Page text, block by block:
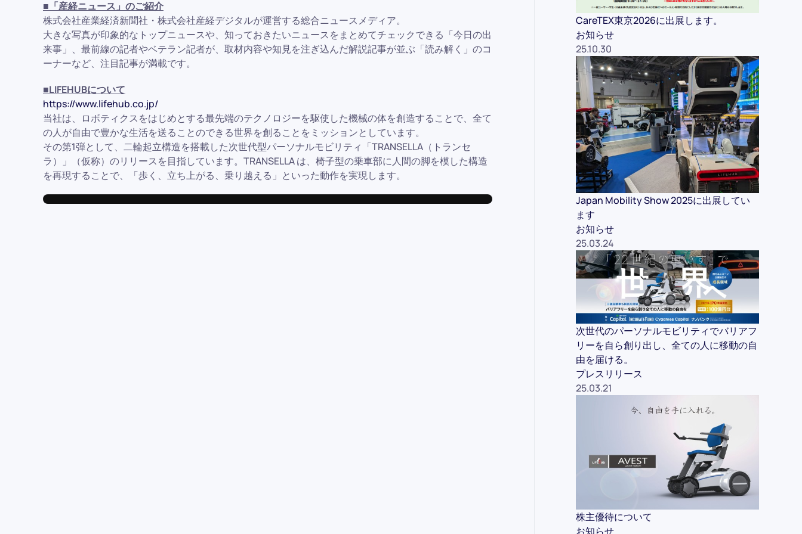
■「産経ニュース」のご紹介
株式会社産業経済新聞社・株式会社産経デジタルが運営する総合ニュースメディア。
大きな写真が印象的なトップニュースや、知っておきたいニュースをまとめてチェックできる「今日の出
来事」、最前線の記者やベテラン記者が、取材内容や知見を注ぎ込んだ解説記事が並ぶ「読み解く」のコ
ーナーなど、注目記事が満載です。
■LIFEHUBについて
https://www.lifehub.co.jp/
当社は、ロボティクスをはじめとする最先端のテクノロジーを駆使した機械の体を創造することで、全て
の人が自由で豊かな生活を送ることのできる世界を創ることをミッションとしています。
その第1弾として、二輪起立構造を搭載した次世代型パーソナルモビリティ「TRANSELLA（トランセ
ラ）」（仮称）のリリースを目指しています。TRANSELLA は、椅子型の乗車部に人間の脚を模した構造
を再現することで、「歩く、立ち上がる、乗り越える」といった動作を実現します。
CareTEX東京2026に出展します。
お知らせ
25.10.30
Japan Mobility Show 2025に出展してい
ます
お知らせ
25.03.24
次世代のパーソナルモビリティでバリアフ
リーを自ら創り出し、全ての人に移動の自
由を届ける。
プレスリリース
25.03.21
株主優待について
お知らせ